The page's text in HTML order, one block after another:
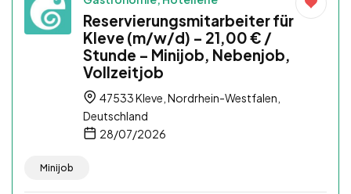
Reservierungsmitarbeiter für
Kleve (m/w/d) – 21,00 € /
Stunde – Minijob, Nebenjob,
Vollzeitjob
47533 Kleve, Nordrhein-Westfalen,
Deutschland
28/07/2026
Minijob